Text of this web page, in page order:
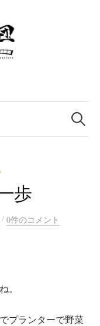
検
索:
歩
/ 0件のコメント
。
プランターで野菜